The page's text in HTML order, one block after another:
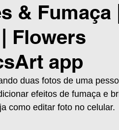
Celular
& Fumaça |
Flowers
app
duas fotos de uma
efeitos de fumaça e
como editar foto no celular.